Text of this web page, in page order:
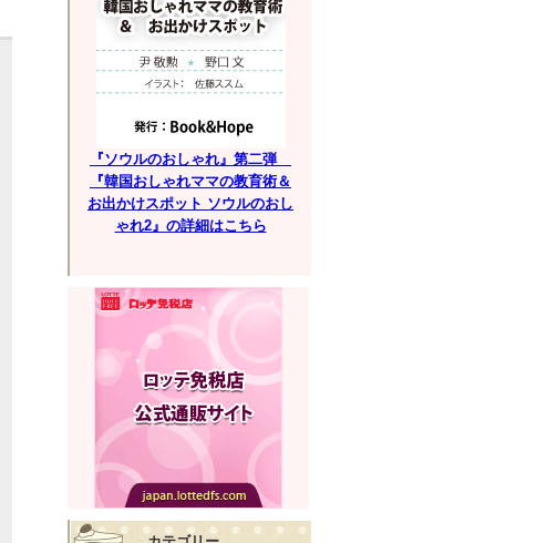
『ソウルのおしゃれ』第二弾
『韓国おしゃれママの教育術＆
お出かけスポット ソウルのおし
ゃれ2』の詳細はこちら